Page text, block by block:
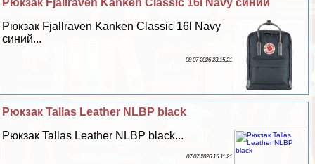
Рюкзак Fjallraven Kanken Classic 16l Navy
синий...
08 07 2026 23:15:21
Рюкзак Tallas Leather NLBP black
Рюкзак Tallas Leather NLBP black...
07 07 2026 15:11:21